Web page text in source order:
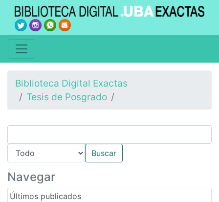
Biblioteca Digital Exactas
Tesis de Posgrado
Navegar
Últimos publicados